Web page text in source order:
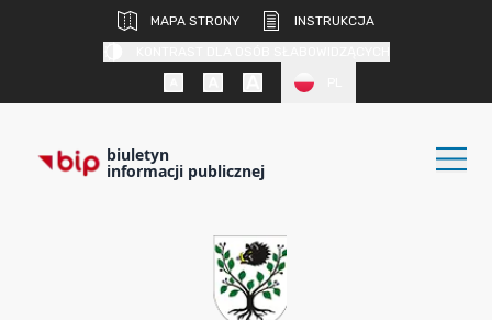
MAPA STRONY
INSTRUKCJA
biuletyn
informacji publicznej